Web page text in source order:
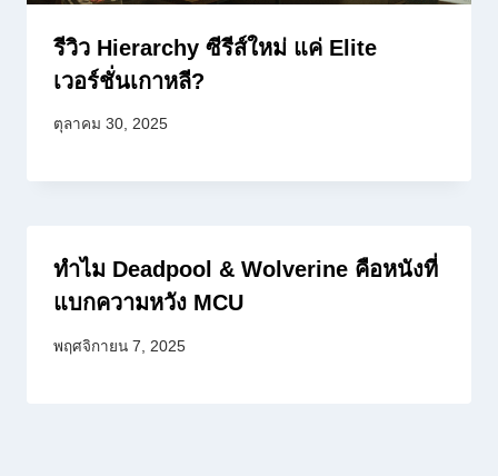
รีวิว Hierarchy ซีรีส์ใหม่ แค่ Elite
เวอร์ชั่นเกาหลี?
ตุลาคม 30, 2025
ทำไม Deadpool & Wolverine คือหนังที่
แบกความหวัง MCU
พฤศจิกายน 7, 2025